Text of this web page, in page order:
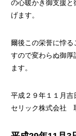
の心暖かき御支援
げます。
爾後この栄誉に悖る
すので変わらぬ御
ます。
平成２９年１１月吉
セリック株式会社